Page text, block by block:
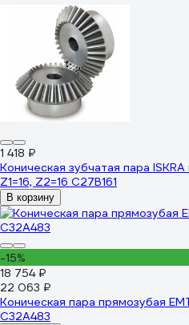
1 418 ₽
Коническая зубчатая пара
Z1=16, Z2=16 C27B161
В корзину
-15%
18 754 ₽
22 063 ₽
Коническая пара прямозубая
C32A483